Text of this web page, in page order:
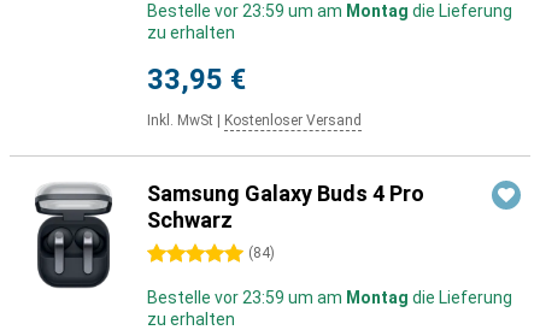
Bestelle vor 23:59 um am Montag die Lieferung
zu erhalten
33,95 €
Inkl. MwSt Kostenloser Versand
Samsung Galaxy Buds 4 Pro
Schwarz
5 Sterne (84)
Bestelle vor 23:59 um am Montag die Lieferung
zu erhalten